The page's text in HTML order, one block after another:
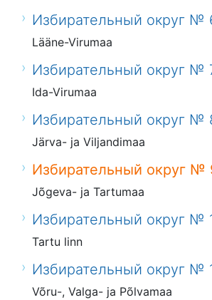
Избирательный округ №
Lääne-Virumaa
Избирательный округ №
Ida-Virumaa
Избирательный округ №
Järva- ja Viljandimaa
Избирательный округ №
Jõgeva- ja Tartumaa
Избирательный округ №
Tartu linn
Избирательный округ №
Võru-, Valga- ja Põlvamaa